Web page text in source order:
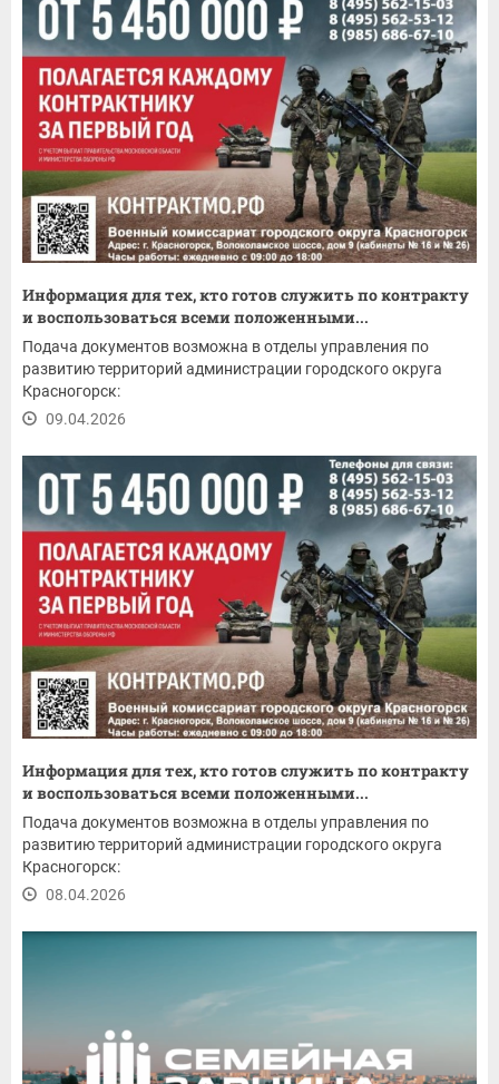
Информация для тех, кто готов служить по контракту
и воспользоваться всеми положенными...
Подача документов возможна в отделы управления по
развитию территорий администрации городского округа
Красногорск:
09.04.2026
Информация для тех, кто готов служить по контракту
и воспользоваться всеми положенными...
Подача документов возможна в отделы управления по
развитию территорий администрации городского округа
Красногорск:
08.04.2026